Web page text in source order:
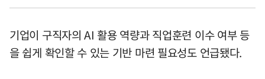
기업이 구직자의 AI 활용 역량과 직업훈련 이수 여부 등
을 쉽게 확인할 수 있는 기반 마련 필요성도 언급됐다.